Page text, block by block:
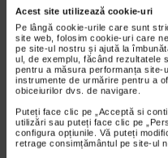
Acest site utilizează cookie-uri
Pe lângă cookie-urile care sunt
site web, folosim cookie-uri care
pe site-ul nostru și ajută la
ul, de exemplu, făcând rezultatele
pentru a măsura performanța
instrumente de urmărire pentru a
obiceiurilor dvs. de navigare.
Puteți face clic pe „Acceptă si
utilizări sau puteți face clic pe
configura opțiunile. Vă puteți
retrage consimțământul pe site-ul
Expozitia
Mircea Paul
Galeria